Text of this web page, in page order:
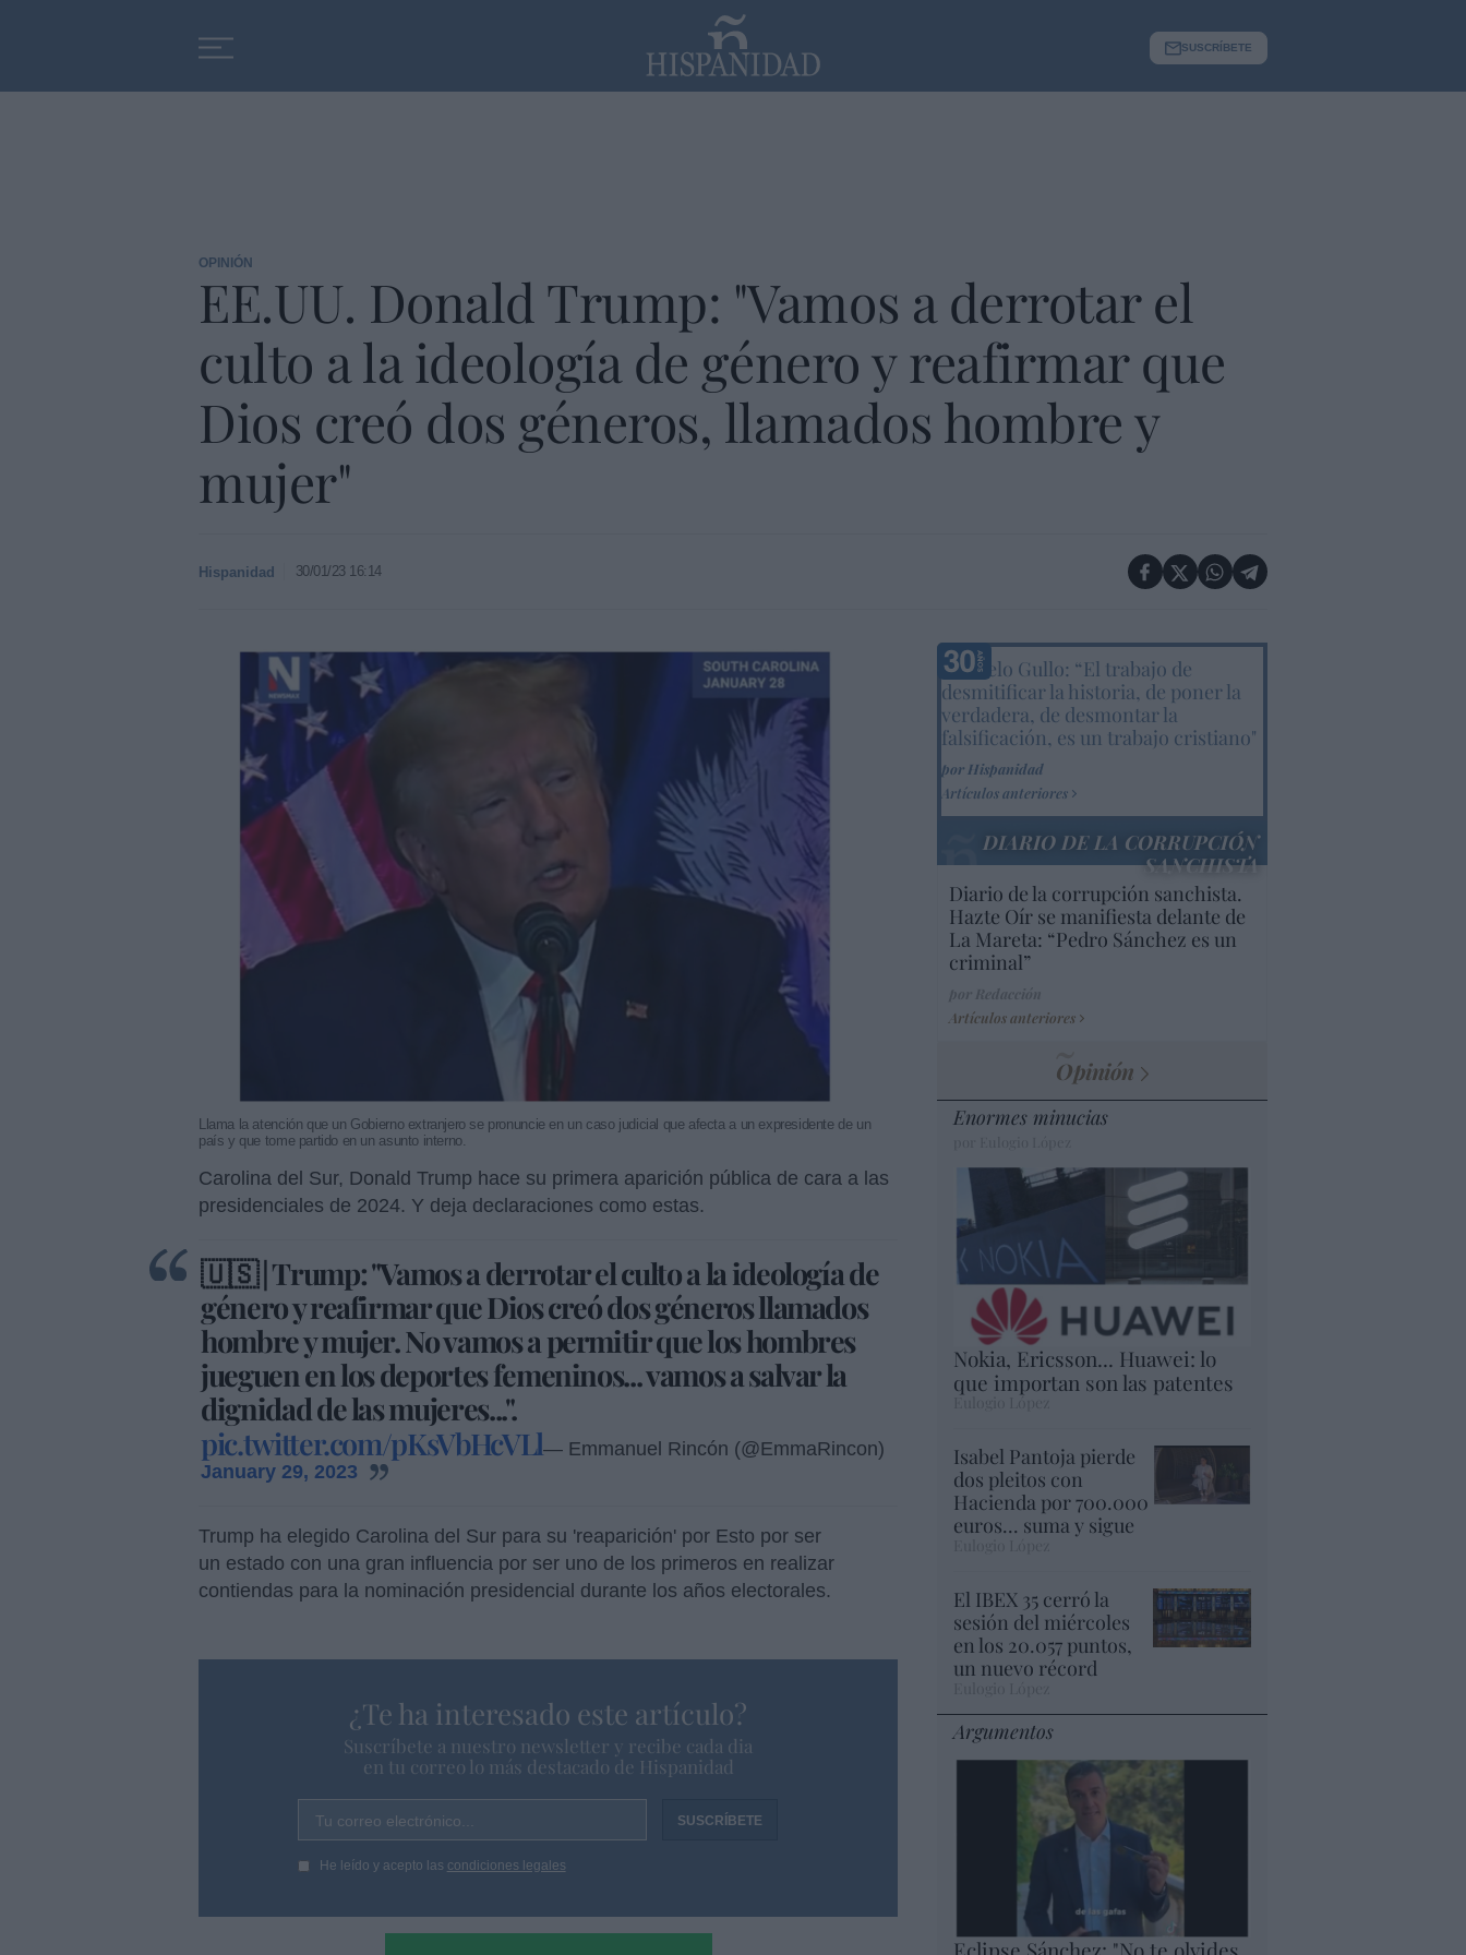
SUSCRÍBETE
OPINIÓN
EE.UU. Donald Trump: "Vamos a derrotar el
culto a la ideología de género y reafirmar que
Dios creó dos géneros, llamados hombre y
mujer"
Hispanidad 30/01/23 16:14
Llama la atención que un Gobierno extranjero se pronuncie en un caso judicial que afecta a un expresidente de un
país y que tome partido en un asunto interno.
Carolina del Sur, Donald Trump hace su primera aparición pública de cara a las
presidenciales de 2024. Y deja declaraciones como estas.
🇺🇸 | Trump: "Vamos a derrotar el culto a la ideología de
género y reafirmar que Dios creó dos géneros llamados
hombre y mujer. No vamos a permitir que los hombres
jueguen en los deportes femeninos... vamos a salvar la
dignidad de las mujeres...".
pic.twitter.com/pKsVbHcVLl— Emmanuel Rincón (@EmmaRincon)
January 29, 2023
Trump ha elegido Carolina del Sur para su 'reaparición' por Esto por ser
un estado con una gran influencia por ser uno de los primeros en realizar
contiendas para la nominación presidencial durante los años electorales.
¿Te ha interesado este artículo?
Suscríbete a nuestro newsletter y recibe cada dia
en tu correo lo más destacado de Hispanidad
Tu correo electrónico...
He leído y acepto las condiciones legales
Marcelo Gullo: “El trabajo de
desmitificar la historia, de poner la
verdadera, de desmontar la
falsificación, es un trabajo cristiano"
por Hispanidad
Artículos anteriores
DIARIO DE LA CORRUPCIÓN
SANCHISTA
Diario de la corrupción sanchista.
Hazte Oír se manifiesta delante de
La Mareta: “Pedro Sánchez es un
criminal”
Artículos anteriores
Opinión
Enormes minucias
Nokia, Ericsson... Huawei: lo
que importan son las patentes
Eulogio López
Isabel Pantoja pierde
dos pleitos con
Hacienda por 700.000
euros... suma y sigue
El IBEX 35 cerró la
sesión del miércoles
en los 20.057 puntos,
un nuevo récord
Argumentos